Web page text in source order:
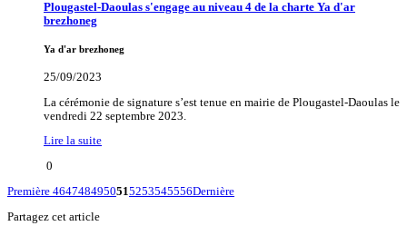
Plougastel-Daoulas s'engage au niveau 4 de la charte Ya d'ar
brezhoneg
Ya d'ar brezhoneg
25/09/2023
La cérémonie de signature s’est tenue en mairie de Plougastel-Daoulas le
vendredi 22 septembre 2023.
Lire la suite
0
Première 4647484950515253545556Dernière
Partagez cet article